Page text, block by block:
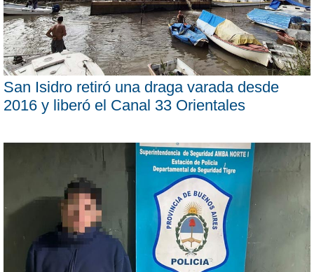
San Isidro retiró una draga varada desde
2016 y liberó el Canal 33 Orientales